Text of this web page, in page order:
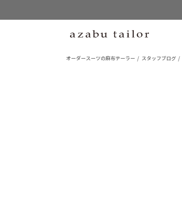
オーダースーツの麻布テーラー スタッフブログ